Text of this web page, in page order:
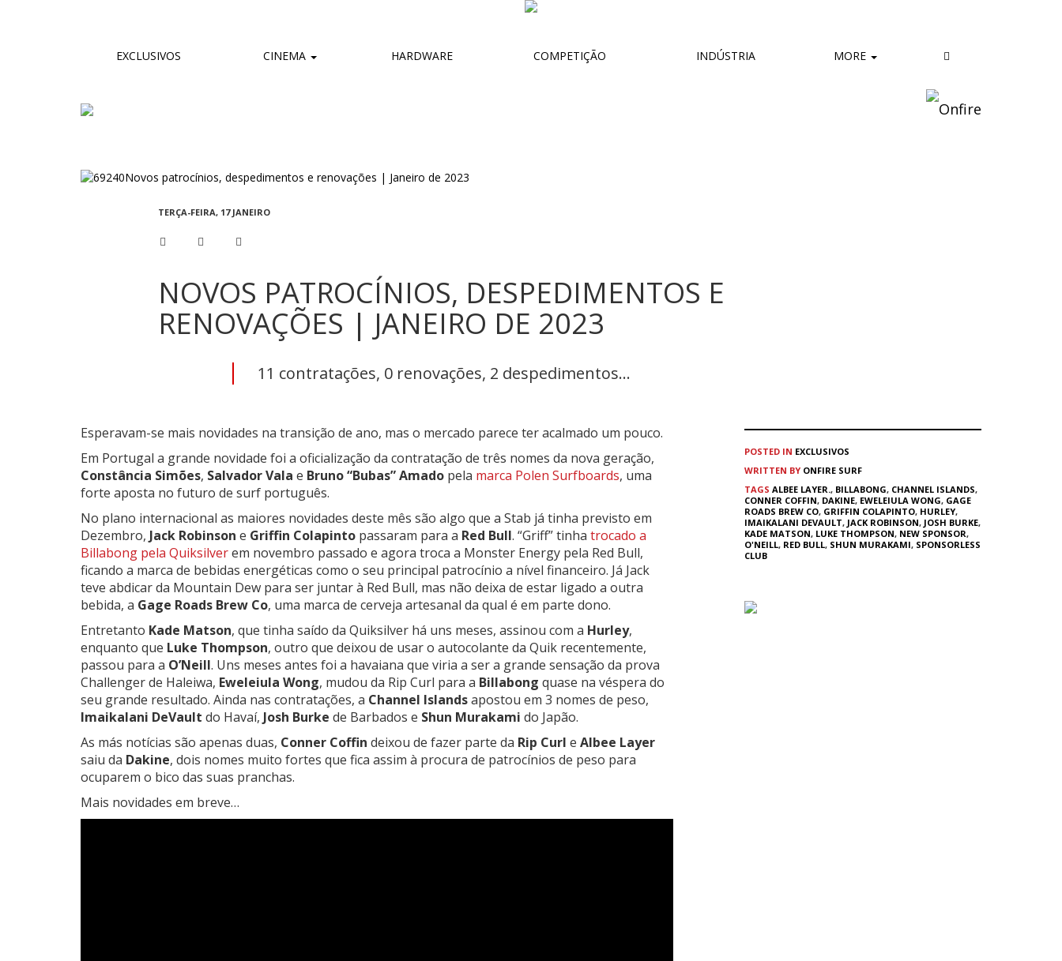
EXCLUSIVOS CINEMA HARDWARE COMPETIÇÃO INDÚSTRIA MORE
TERÇA-FEIRA, 17 JANEIRO
NOVOS PATROCÍNIOS, DESPEDIMENTOS E
RENOVAÇÕES | JANEIRO DE 2023
11 contratações, 0 renovações, 2 despedimentos...
Esperavam-se mais novidades na transição de ano, mas o mercado parece ter acalmado um pouco.
Em Portugal a grande novidade foi a oficialização da contratação de três nomes da nova geração,
Constância Simões, Salvador Vala e Bruno “Bubas” Amado pela marca Polen Surfboards, uma
forte aposta no futuro de surf português.
No plano internacional as maiores novidades deste mês são algo que a Stab já tinha previsto em
Dezembro, Jack Robinson e Griffin Colapinto passaram para a Red Bull. “Griff” tinha trocado a
Billabong pela Quiksilverem novembro passado e agora troca a Monster Energy pela Red Bull,
ficando a marca de bebidas energéticas como o seu principal patrocínio a nível financeiro. Já Jack
teve abdicar da Mountain Dew para ser juntar à Red Bull, mas não deixa de estar ligado a outra
bebida, a Gage Roads Brew Co, uma marca de cerveja artesanal da qual é em parte dono.
Entretanto Kade Matson, que tinha saído da Quiksilver há uns meses, assinou com a Hurley,
enquanto que Luke Thompson, outro que deixou de usar o autocolante da Quik recentemente,
passou para a O’Neill. Uns meses antes foi a havaiana que viria a ser a grande sensação da prova
Challenger de Haleiwa, Eweleiula Wong, mudou da Rip Curl para a Billabong quase na véspera do
seu grande resultado. Ainda nas contratações, a Channel Islandsapostou em 3 nomes de peso,
Imaikalani DeVault do Havaí, Josh Burke de Barbados e Shun Murakami do Japão.
As más notícias são apenas duas, Conner Coffin deixou de fazer parte da Rip Curl e Albee Layer
saiu da Dakine, dois nomes muito fortes que fica assim à procura de patrocínios de peso para
ocuparem o bico das suas pranchas.
Mais novidades em breve…
POSTED IN EXCLUSIVOS
WRITTEN BY ONFIRE SURF
TAGS ALBEE LAYER., BILLABONG, CHANNEL ISLANDS,
CONNER COFFIN, DAKINE, EWELEIULA WONG, GAGE
ROADS BREW CO, GRIFFIN COLAPINTO, HURLEY,
IMAIKALANI DEVAULT, JACK ROBINSON, JOSH BURKE,
KADE MATSON, LUKE THOMPSON, NEW SPONSOR,
O'NEILL, RED BULL, SHUN MURAKAMI, SPONSORLESS
CLUB